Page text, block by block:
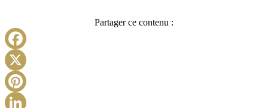
Partager ce contenu :